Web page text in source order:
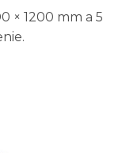
× 1200 mm a 5